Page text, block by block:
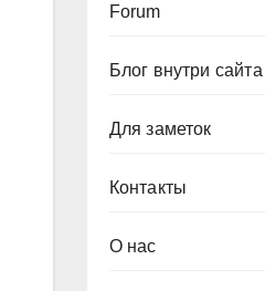
Forum
Блог внутри сайта
Для заметок
Контакты
О нас